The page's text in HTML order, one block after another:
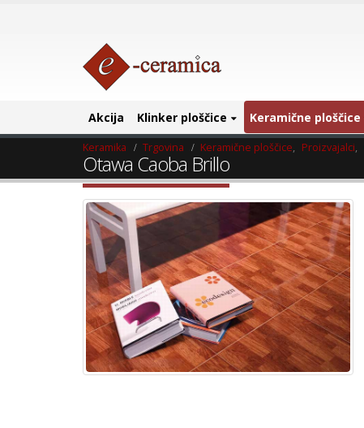
Akcija Klinker ploščice Keramične ploščice
Keramika Trgovina Keramične ploščice, Proizvajalci,
Otawa Caoba Brillo